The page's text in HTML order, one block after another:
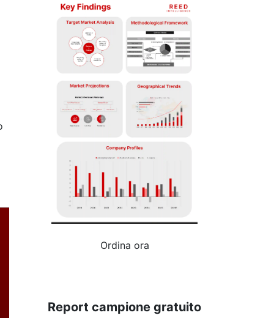
Ordina ora
Report campione gratuito